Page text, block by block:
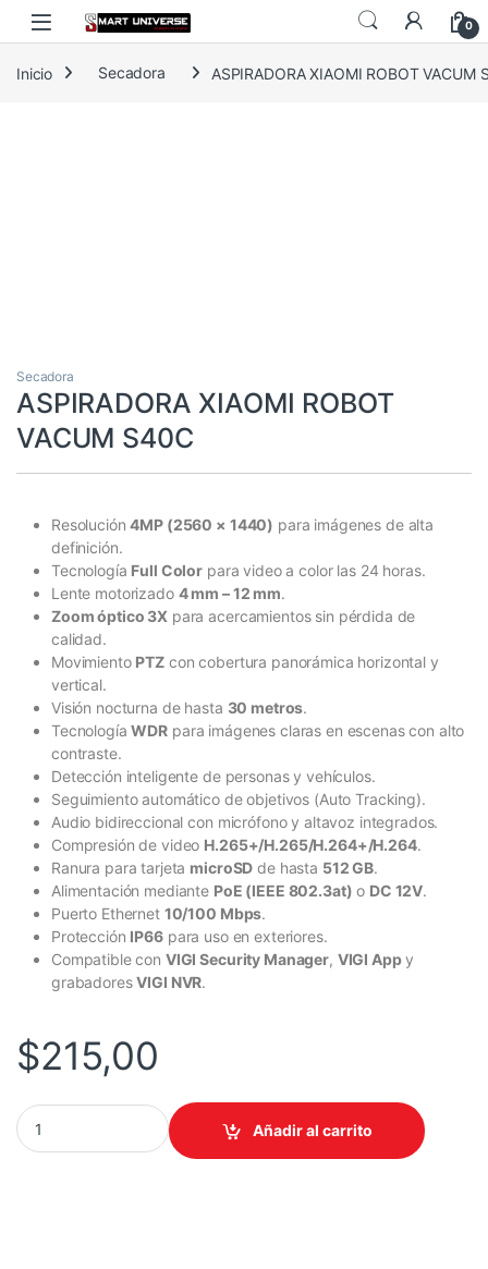
Skip to navigation
Skip to content
0
Inicio Secadora ASPIRADORA XIAOMI ROBOT VACUM
Secadora
ASPIRADORA XIAOMI ROBOT
VACUM S40C
Resolución4MP (2560 × 1440) para imágenes de alta
definición.
Tecnología Full Color para video a color las 24 horas.
Lente motorizado 4 mm – 12 mm.
Zoom óptico 3X para acercamientos sin pérdida de
calidad.
Movimiento PTZ con cobertura panorámica horizontal y
vertical.
Visión nocturna de hasta 30 metros.
TecnologíaWDR para imágenes claras en escenas con alto
contraste.
Detección inteligente de personas y vehículos.
Seguimiento automático de objetivos (Auto Tracking).
Audio bidireccional con micrófono y altavoz integrados.
Compresión de video H.265+/H.265/H.264+/H.264.
Ranura para tarjeta microSD de hasta 512 GB.
Alimentación mediante PoE (IEEE 802.3at) o DC 12V.
Puerto Ethernet 10/100 Mbps.
Protección IP66para uso en exteriores.
Compatible con VIGI Security Manager, VIGI Appy
grabadoresVIGI NVR.
$215,00
ASPIRADORA XIAOMI ROBOT VACUM S40C quantity
Añadir al carrito